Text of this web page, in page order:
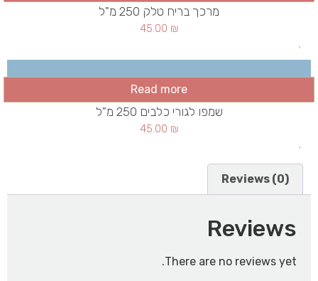
מרכך בריח טלק 250 מ"ל
45.00 ₪
Read more
שמפו לגורי כלבים 250 מ"ל
45.00 ₪
Reviews (0)
Reviews
There are no reviews yet.